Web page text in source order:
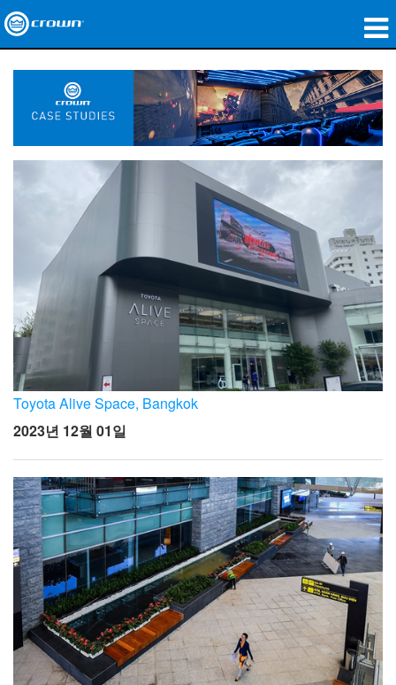
제품
네트워크 오디오
회사 소개
지원
언어/지역
Toyota Alive Space, Bangkok
2023년 12월 01일